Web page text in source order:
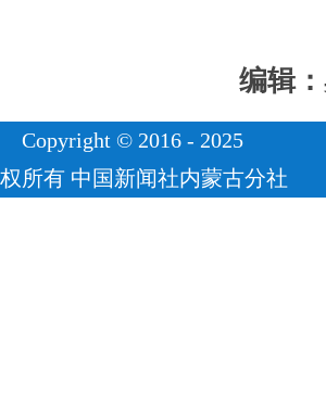
编辑
Copyright © 2016 - 2025
所有 中国新闻社内蒙古分社